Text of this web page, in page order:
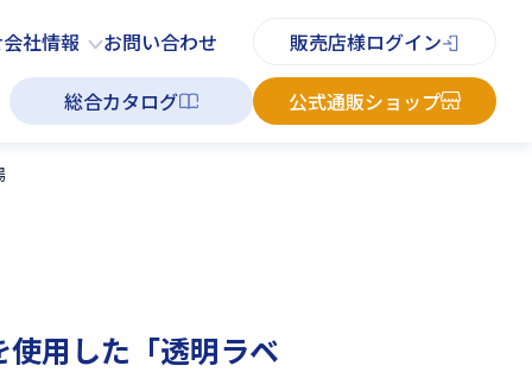
会社情報 お問い合わせ 販売店様ログイン
総合カタログ 公式通販ショップ
チラシ よくあるご質問 お知らせ お問い合わせ
用した「透明ラベ